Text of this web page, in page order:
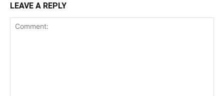
LEAVE A REPLY